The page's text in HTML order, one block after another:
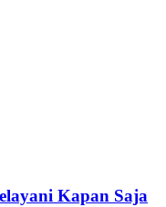
Kapan Saja